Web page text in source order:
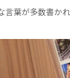
言葉が多数書かれ